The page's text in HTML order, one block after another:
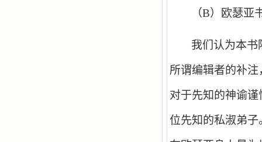
（B）欧瑟亚
我们认为本书
所谓编辑者的补
对于先知的神谕
位先知的私淑弟子